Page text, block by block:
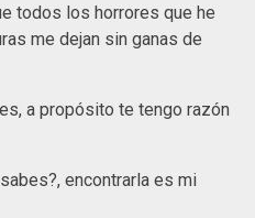
todos los horrores que he
me dejan sin ganas de
a propósito te tengo razón
encontrarla es mi